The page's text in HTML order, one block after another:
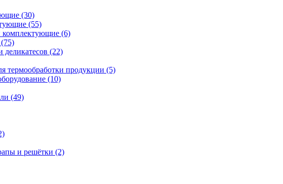
(30)
(55)
комплектующие (6)
(22)
термообработки продукции (5)
(10)
(49)
и решётки (2)